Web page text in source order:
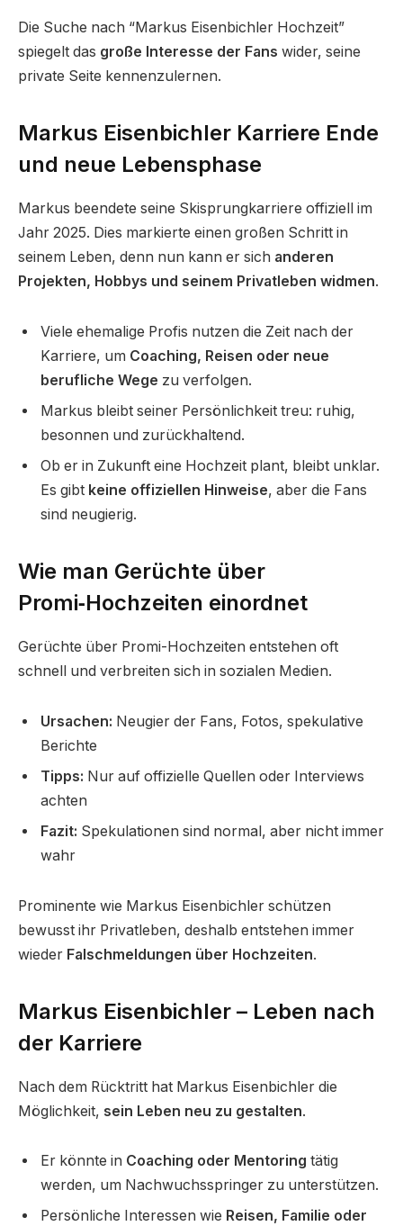
Die Suche nach “Markus Eisenbichler Hochzeit”
spiegelt das große Interesse der Fans wider, seine
private Seite kennenzulernen.
Markus Eisenbichler Karriere Ende
und neue Lebensphase
Markus beendete seine Skisprungkarriere offiziell im
Jahr 2025. Dies markierte einen großen Schritt in
seinem Leben, denn nun kann er sich anderen
Projekten, Hobbys und seinem Privatleben widmen.
Viele ehemalige Profis nutzen die Zeit nach der
Karriere, um Coaching, Reisen oder neue
berufliche Wege zu verfolgen.
Markus bleibt seiner Persönlichkeit treu: ruhig,
besonnen und zurückhaltend.
Ob er in Zukunft eine Hochzeit plant, bleibt unklar.
Es gibt keine offiziellen Hinweise, aber die Fans
sind neugierig.
Wie man Gerüchte über
Promi‑Hochzeiten einordnet
Gerüchte über Promi-Hochzeiten entstehen oft
schnell und verbreiten sich in sozialen Medien.
Ursachen: Neugier der Fans, Fotos, spekulative
Berichte
Tipps: Nur auf offizielle Quellen oder Interviews
achten
Fazit: Spekulationen sind normal, aber nicht immer
wahr
Prominente wie Markus Eisenbichler schützen
bewusst ihr Privatleben, deshalb entstehen immer
wieder Falschmeldungen über Hochzeiten.
Markus Eisenbichler – Leben nach
der Karriere
Nach dem Rücktritt hat Markus Eisenbichler die
Möglichkeit, sein Leben neu zu gestalten.
Er könnte in Coaching oder Mentoring tätig
werden, um Nachwuchsspringer zu unterstützen.
Persönliche Interessen wie Reisen, Familie oder